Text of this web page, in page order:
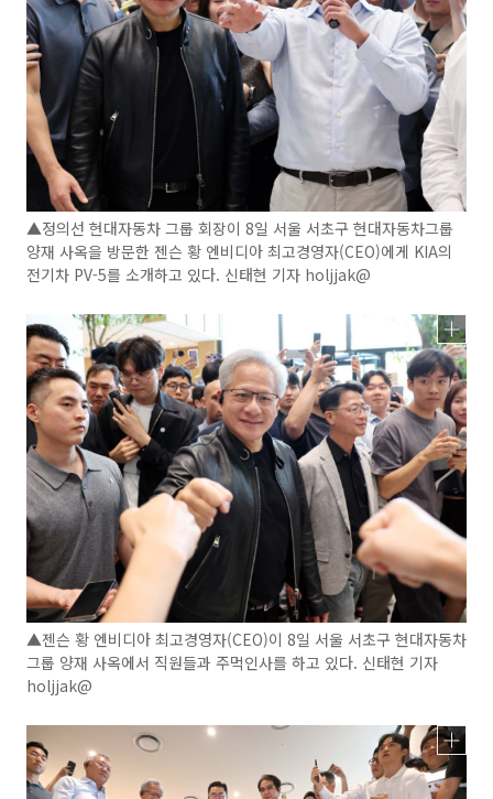
▲정의선 현대자동차 그룹 회장이 8일 서울 서초구 현대자동차그룹
양재 사옥을 방문한 젠슨 황 엔비디아 최고경영자(CEO)에게 KIA의
전기차 PV-5를 소개하고 있다. 신태현 기자 holjjak@
▲젠슨 황 엔비디아 최고경영자(CEO)이 8일 서울 서초구 현대자동차
그룹 양재 사옥에서 직원들과 주먹인사를 하고 있다. 신태현 기자
holjjak@